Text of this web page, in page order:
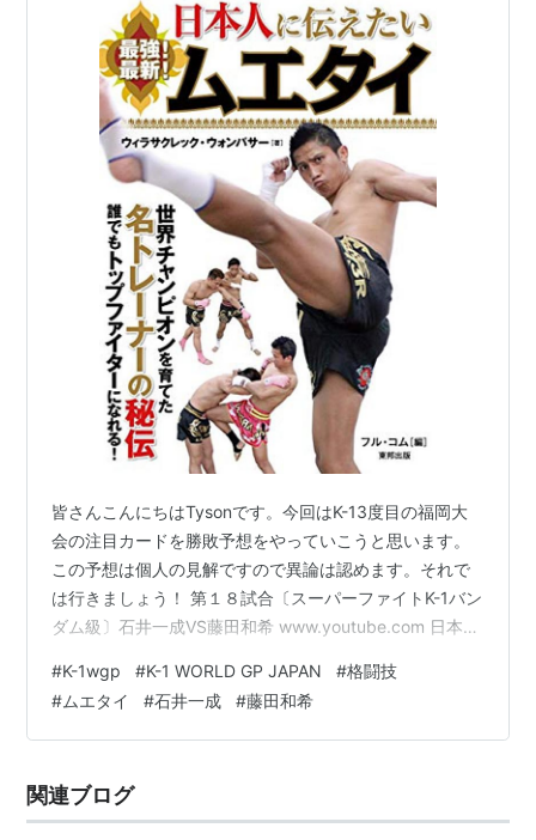
皆さんこんにちはTysonです。今回はK-13度目の福岡大
会の注目カードを勝敗予想をやっていこうと思います。
この予想は個人の見解ですので異論は認めます。それで
は行きましょう！ 第１８試合〔スーパーファイトK-1バン
ダム級〕石井一成VS藤田和希 www.youtube.com 日本人
ク・ウォンパサー 東邦出版 Amazon この試合はとっても
楽しみです。ムエタイ＆キック五冠王VS K-
1JAPANGROUP叩き上げファイターといいった図式です
たので この試合が決まった時は「楽しみ！」と…
#K-1wgp #K-1 WORLD GP JAPAN #格闘技
#ムエタイ #石井一成 #藤田和希
関連ブログ